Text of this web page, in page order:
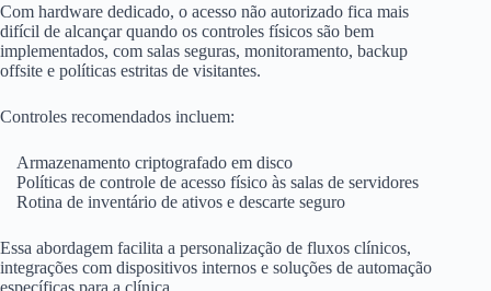
Com hardware dedicado, o acesso não autorizado fica mais
difícil de alcançar quando os controles físicos são bem
implementados, com salas seguras, monitoramento, backup
offsite e políticas estritas de visitantes.
Controles recomendados incluem:
Armazenamento criptografado em disco
Políticas de controle de acesso físico às salas de servidores
Rotina de inventário de ativos e descarte seguro
Essa abordagem facilita a personalização de fluxos clínicos,
integrações com dispositivos internos e soluções de automação
específicas para a clínica.